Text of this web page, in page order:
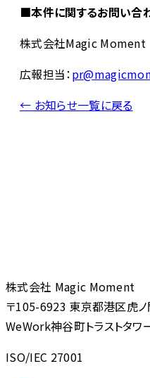
■本件に関するお問い合
株式会社Magic Moment
広報担当：
← お知らせ一覧に戻る
株式会社 Magic Moment
〒105-6923 東京都港区虎
WeWork神谷町トラストタワ
ISO/IEC 27001